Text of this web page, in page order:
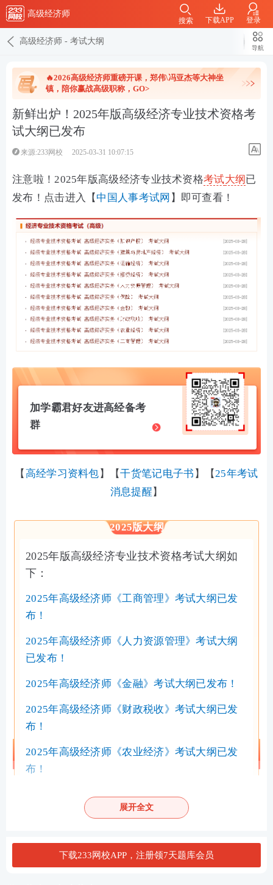
高级经济师
下载APP 登录
搜索
高级经济师 - 考试大纲
导航
🔥2026高级经济师重磅开课，郑伟\冯亚杰等大神坐
镇，陪你赢战高级职称，GO>
新鲜出炉！2025年版高级经济专业技术资格考
试大纲已发布
来源:233网校 2025-03-31 10:07:15
注意啦！2025年版高级经济专业技术资格考试大纲已
发布！点击进入【 中国人事考试网 】即可查看！
加学霸君好友进高经备考
群
【 高经学习资料包 】 【干货笔记电子书 】 【25年考试
消息提醒 】
2025版大纲
2025年版高级经济专业技术资格考试大纲如
下：
2025年高级经济师《工商管理》考试大纲已发
布！
2025年高级经济师《人力资源管理》考试大纲
已发布！
2025年高级经济师《金融》考试大纲已发布！
2025年高级经济师《财政税收》考试大纲已发
布！
2025年高级经济师《农业经济》考试大纲已发
布！
2025年高级经济师《建筑与房地产经济》考试
大纲已发布！
展开全文
下载233网校APP，注册领7天题库会员